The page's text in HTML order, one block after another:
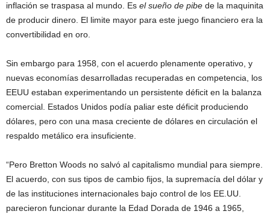
inflación se traspasa al mundo. Es el sueño de pibe de la maquinita
de producir dinero. El limite mayor para este juego financiero era la
convertibilidad en oro.
Sin embargo para 1958, con el acuerdo plenamente operativo, y
nuevas economías desarrolladas recuperadas en competencia, los
EEUU estaban experimentando un persistente déficit en la balanza
comercial. Estados Unidos podía paliar este déficit produciendo
dólares, pero con una masa creciente de dólares en circulación el
respaldo metálico era insuficiente.
“Pero Bretton Woods no salvó al capitalismo mundial para siempre.
El acuerdo, con sus tipos de cambio fijos, la supremacía del dólar y
de las instituciones internacionales bajo control de los EE.UU.
parecieron funcionar durante la Edad Dorada de 1946 a 1965,